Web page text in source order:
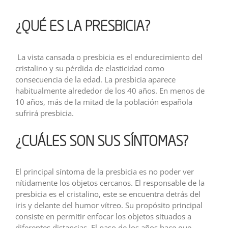
¿QUÉ ES LA PRESBICIA?
La vista cansada o presbicia es el endurecimiento del
cristalino y su pérdida de elasticidad como
consecuencia de la edad. La presbicia aparece
habitualmente alrededor de los 40 años. En menos de
10 años, más de la mitad de la población española
sufrirá presbicia.
¿CUÁLES SON SUS SÍNTOMAS?
El principal síntoma de la presbicia es no poder ver
nítidamente los objetos cercanos. El responsable de la
presbicia es el cristalino, este se encuentra detrás del
iris y delante del humor vítreo. Su propósito principal
consiste en permitir enfocar los objetos situados a